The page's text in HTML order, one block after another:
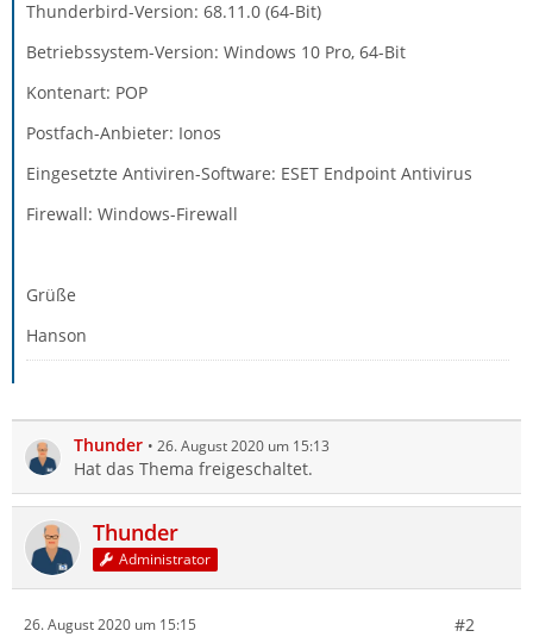
Thunderbird-Version: 68.11.0 (64-Bit)
Betriebssystem-Version: Windows 10 Pro, 64-Bit
Kontenart: POP
Postfach-Anbieter: Ionos
Eingesetzte Antiviren-Software: ESET Endpoint Antivirus
Firewall: Windows-Firewall
Grüße
Hanson
Thunder 26. August 2020 um 15:13
Hat das Thema freigeschaltet.
Thunder
Administrator
26. August 2020 um 15:15 #2